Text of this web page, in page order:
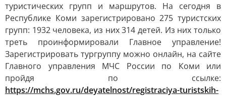
туристических групп и маршрутов. На сегодня в
Республике Коми зарегистрировано 275 туристских
групп: 1932 человека, из них 314 детей. Из них только
треть проинформировали Главное управление!
Зарегистрировать тургруппу можно онлайн, на сайте
Главного управления МЧС России по Коми или
пройдя по ссылке:
https://mchs.gov.ru/deyatelnost/registraciya-turistskih-